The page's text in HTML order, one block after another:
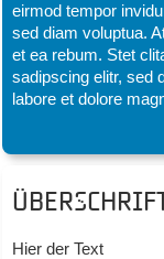
eirmod tempor
sed diam voluptua.
et ea rebum. Stet
sadipscing elitr, sed
labore et dolore
Hier der Text